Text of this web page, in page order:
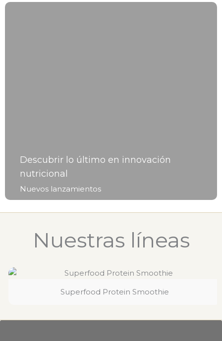
Descubrir lo último en innovación
nutricional
Nuevos lanzamientos
Nuestras líneas
Superfood Protein Smoothie